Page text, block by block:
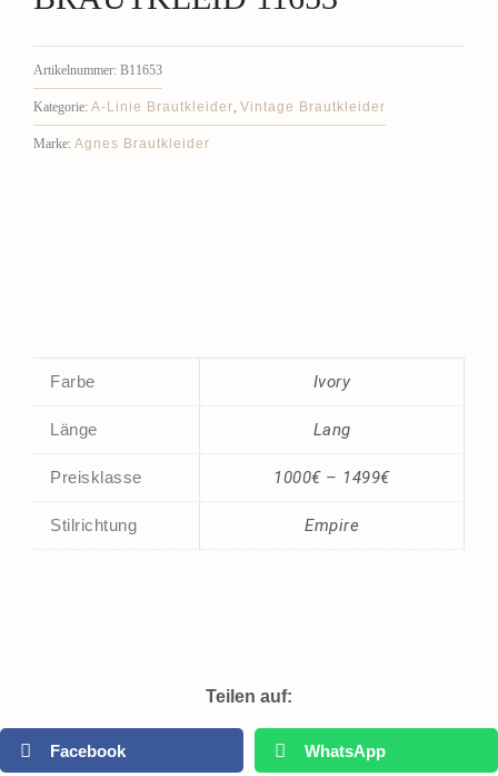
Artikelnummer: B11653
Kategorie: A-Linie Brautkleider Vintage Brautkleider
Marke: Agnes Brautkleider
Farbe Ivory
Länge Lang
Preisklasse 1000€ – 1499€
Stilrichtung Empire
Teilen auf:
Facebook WhatsApp